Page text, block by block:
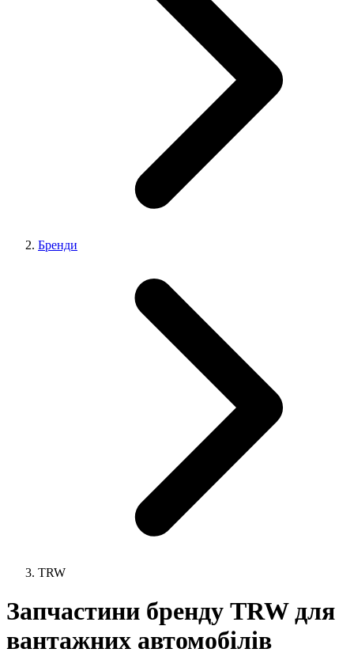
Бренди
TRW
Запчастини бренду TRW для
вантажних автомобілів